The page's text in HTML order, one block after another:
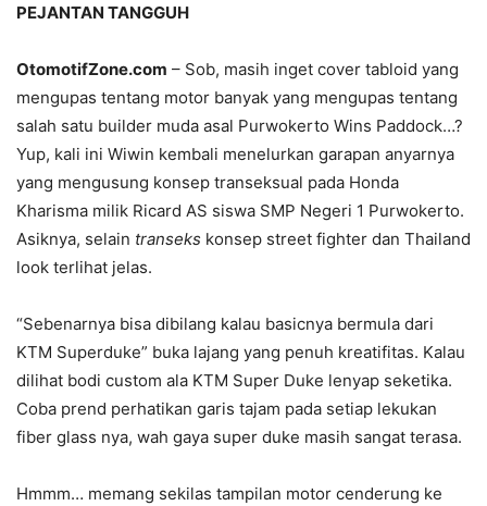
PEJANTAN TANGGUH
OtomotifZone.com – Sob, masih inget cover tabloid yang
mengupas tentang motor banyak yang mengupas tentang
salah satu builder muda asal Purwokerto Wins Paddock…?
Yup, kali ini Wiwin kembali menelurkan garapan anyarnya
yang mengusung konsep transeksual pada Honda
Kharisma milik Ricard AS siswa SMP Negeri 1 Purwokerto.
Asiknya, selain transeks konsep street fighter dan Thailand
look terlihat jelas.
“Sebenarnya bisa dibilang kalau basicnya bermula dari
KTM Superduke” buka lajang yang penuh kreatifitas. Kalau
dilihat bodi custom ala KTM Super Duke lenyap seketika.
Coba prend perhatikan garis tajam pada setiap lekukan
fiber glass nya, wah gaya super duke masih sangat terasa.
Hmmm… memang sekilas tampilan motor cenderung ke